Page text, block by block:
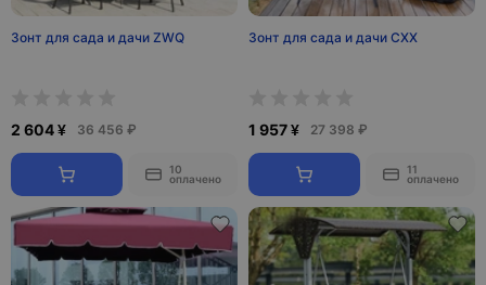
Зонт для сада и дачи ZWQ
2 604 ¥ 36 456 ₽
10
оплачено
Зонт для сада и дачи CXX
1 957 ¥ 27 398 ₽
11
оплачено